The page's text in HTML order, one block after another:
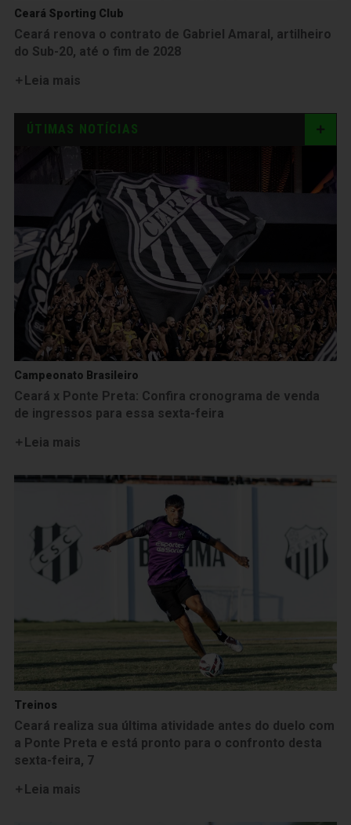
Ceará Sporting Club
Ceará renova o contrato de Gabriel Amaral, artilheiro
do Sub-20, até o fim de 2028
Leia mais
ÚTIMAS NOTÍCIAS
Campeonato Brasileiro
Ceará x Ponte Preta: Confira cronograma de venda
de ingressos para essa sexta-feira
Leia mais
Treinos
Ceará realiza sua última atividade antes do duelo com
a Ponte Preta e está pronto para o confronto desta
sexta-feira, 7
Leia mais